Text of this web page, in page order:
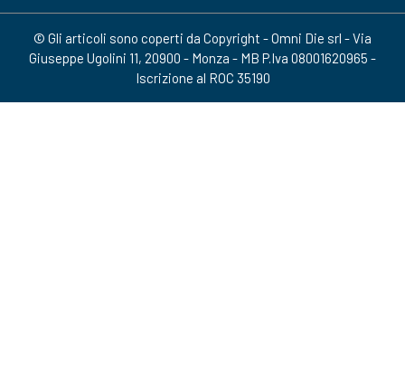
© Gli articoli sono coperti da Copyright - Omni Die srl - Via
Giuseppe Ugolini 11, 20900 - Monza - MB P.Iva 08001620965 -
Iscrizione al ROC 35190